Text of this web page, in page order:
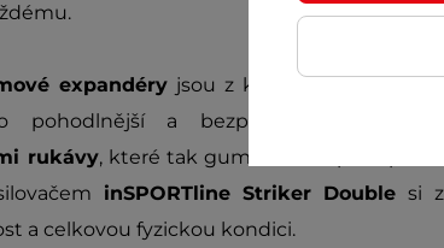
expandéry jsou z kvalitního a
pohodlnější a bezpečnější cvičení
rukávy, které tak gumu chrání před
inSPORTline Striker Doublesi
a celkovou fyzickou kondici.